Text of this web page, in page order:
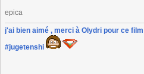
epica
j'ai bien aimé , merci à Olydri pour ce
#jugetenshi